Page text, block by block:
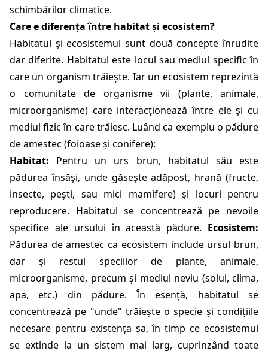
schimbărilor climatice.
Care e diferența între habitat și ecosistem?
Habitatul și ecosistemul sunt două concepte înrudite
dar diferite. Habitatul este locul sau mediul specific în
care un organism trăiește. Iar un ecosistem reprezintă
o comunitate de organisme vii (plante, animale,
microorganisme) care interacționează între ele și cu
mediul fizic în care trăiesc. Luând ca exemplu o pădure
de amestec (foioase și conifere):
Habitat: Pentru un urs brun, habitatul său este
pădurea însăși, unde găsește adăpost, hrană (fructe,
insecte, pești, sau mici mamifere) și locuri pentru
reproducere. Habitatul se concentrează pe nevoile
specifice ale ursului în această pădure. Ecosistem:
Pădurea de amestec ca ecosistem include ursul brun,
dar și restul speciilor de plante, animale,
microorganisme, precum și mediul neviu (solul, clima,
apa, etc.) din pădure. În esență, habitatul se
concentrează pe "unde" trăiește o specie și condițiile
necesare pentru existența sa, în timp ce ecosistemul
se extinde la un sistem mai larg, cuprinzând toate